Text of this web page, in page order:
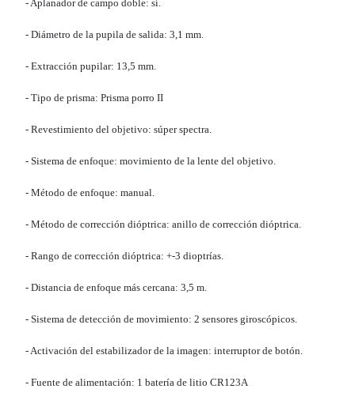
- Aplanador de campo doble: sí.
- Diámetro de la pupila de salida: 3,1 mm.
- Extracción pupilar: 13,5 mm.
- Tipo de prisma: Prisma porro II
- Revestimiento del objetivo: súper spectra.
- Sistema de enfoque: movimiento de la lente del objetivo.
- Método de enfoque: manual.
- Método de corrección dióptrica: anillo de corrección dióptrica.
- Rango de corrección dióptrica: +-3 dioptrías.
- Distancia de enfoque más cercana: 3,5 m.
- Sistema de detección de movimiento: 2 sensores giroscópicos.
- Activación del estabilizador de la imagen: interruptor de botón.
- Fuente de alimentación: 1 batería de litio CR123A